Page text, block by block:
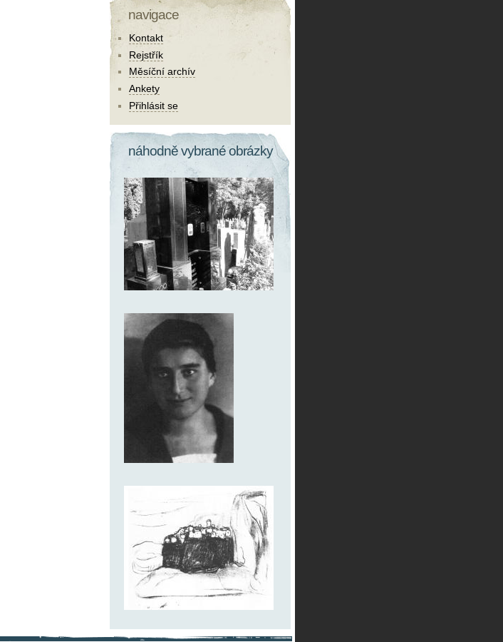
navigace
Kontakt
Rejstřík
Měsíční archív
Ankety
Přihlásit se
náhodně vybrané obrázky